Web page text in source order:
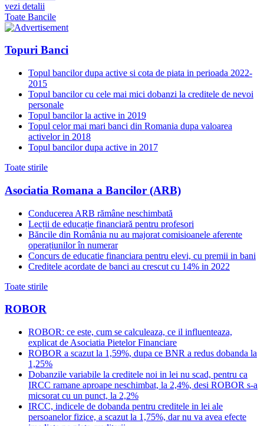
vezi detalii
Toate Bancile
Topuri Banci
Topul bancilor dupa active si cota de piata in perioada 2022-
2015
Topul bancilor cu cele mai mici dobanzi la creditele de nevoi
personale
Topul bancilor la active in 2019
Topul celor mai mari banci din Romania dupa valoarea
activelor in 2018
Topul bancilor dupa active in 2017
Toate stirile
Asociatia Romana a Bancilor (ARB)
Conducerea ARB rămâne neschimbată
Lecții de educație financiară pentru profesori
Băncile din România nu au majorat comisioanele aferente
operațiunilor în numerar
Concurs de educatie financiara pentru elevi, cu premii in bani
Creditele acordate de banci au crescut cu 14% in 2022
Toate stirile
ROBOR
ROBOR: ce este, cum se calculeaza, ce il influenteaza,
explicat de Asociatia Pietelor Financiare
ROBOR a scazut la 1,59%, dupa ce BNR a redus dobanda la
1,25%
Dobanzile variabile la creditele noi in lei nu scad, pentru ca
IRCC ramane aproape neschimbat, la 2,4%, desi ROBOR s-a
micsorat cu un punct, la 2,2%
IRCC, indicele de dobanda pentru creditele in lei ale
persoanelor fizice, a scazut la 1,75%, dar nu va avea efecte